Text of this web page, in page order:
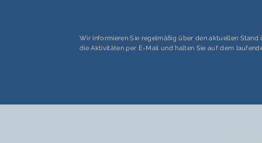
Wir informieren Sie regelmäßig über den aktuellen Stand
die Aktivitäten per E-Mail und halten Sie auf dem